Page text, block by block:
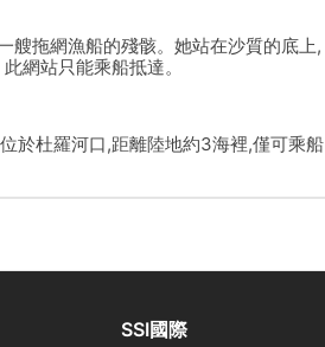
艘拖網漁船的殘骸。她站在沙質的底上,
網站只能乘船抵達。
於杜羅河口,距離陸地約3海裡,僅可乘船
SSI國際